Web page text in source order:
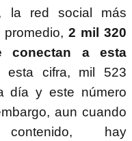
la red social más
2 mil 320
conectan a esta
esta cifra, mil 523
día y este número
aun cuando
hay